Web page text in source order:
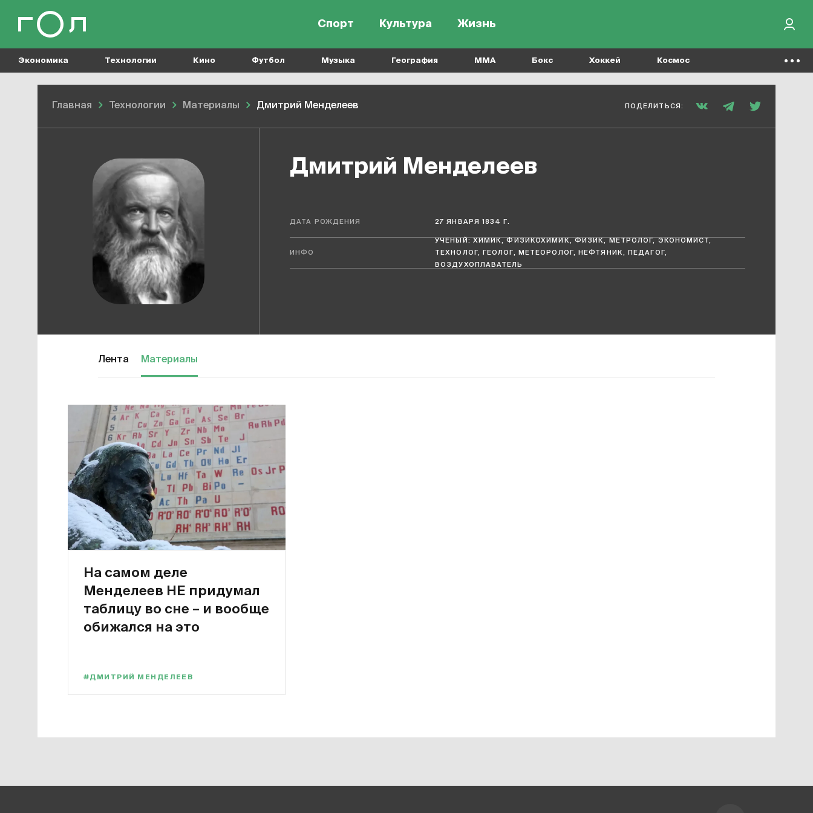
Спорт Культура Жизнь
Экономика Технологии Кино Футбол Музыка География MMA Бокс Хоккей Космос
Главная Технологии Материалы Дмитрий Менделеев ПОДЕЛИТЬСЯ:
Дмитрий Менделеев
ДАТА РОЖДЕНИЯ 27 ЯНВАРЯ 1834 Г.
ИНФО
УЧЕНЫЙ: ХИМИК, ФИЗИКОХИМИК, ФИЗИК, МЕТРОЛОГ, ЭКОНОМИСТ,
ТЕХНОЛОГ, ГЕОЛОГ, МЕТЕОРОЛОГ, НЕФТЯНИК, ПЕДАГОГ,
ВОЗДУХОПЛАВАТЕЛЬ
Лента Материалы
На самом деле
Менделеев НЕ придумал
таблицу во сне – и вообще
обижался на это
#ДМИТРИЙ МЕНДЕЛЕЕВ